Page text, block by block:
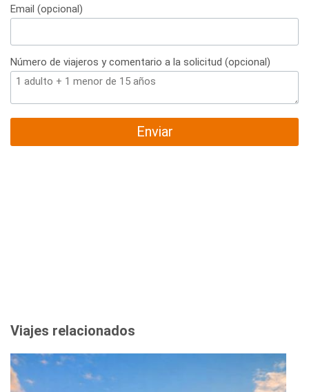
Email (opcional)
Número de viajeros y comentario a la solicitud (opcional)
Enviar
Viajes relacionados